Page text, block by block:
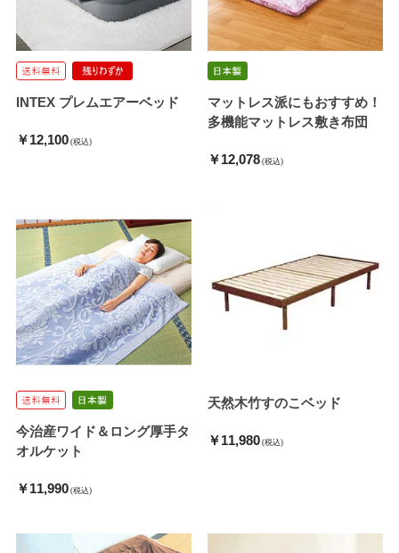
INTEX プレムエアーベッド
￥12,100 (税込)
マットレス派にもおすすめ！
多機能マットレス敷き布団
￥12,078 (税込)
今治産ワイド＆ロング厚手タ
オルケット
￥11,990 (税込)
天然木竹すのこベッド
￥11,980 (税込)